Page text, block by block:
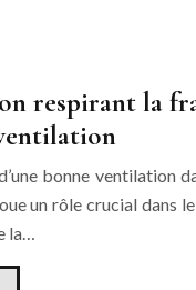
respirant la
bonne ventilation
un rôle crucial dans
la…